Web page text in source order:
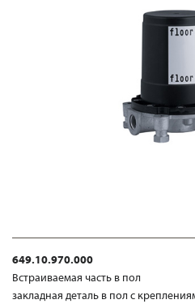
649.10.970.000
Встраиваемая часть в пол
закладная деталь в пол с